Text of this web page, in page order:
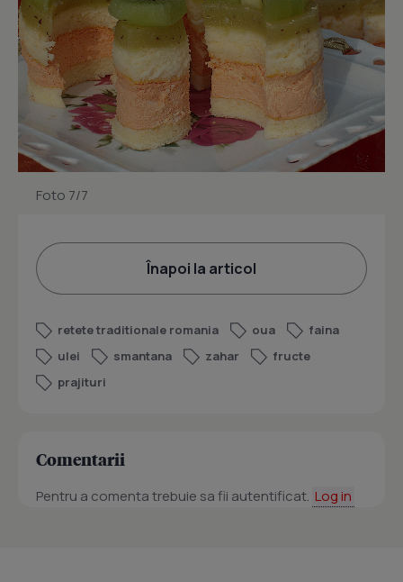
Foto 7/7
Înapoi la articol
retete traditionale romania oua
faina
ulei
smantana zahar
fructe
prajituri
Comentarii
Pentru a comenta trebuie sa fii autentificat. Log in